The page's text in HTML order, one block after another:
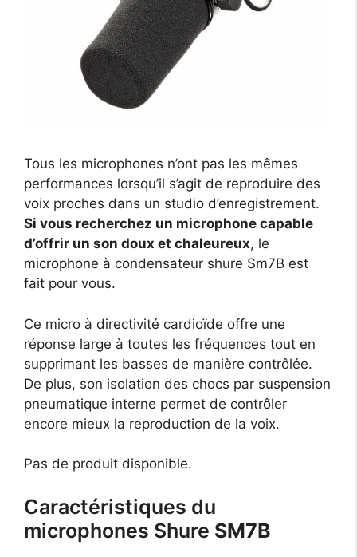
Tous les microphones n’ont pas les mêmes
performances lorsqu’il s’agit de reproduire des
voix proches dans un studio d’enregistrement.
Si vous recherchez un microphone capable
d’offrir un son doux et chaleureux, le
microphone à condensateur shure Sm7B est
fait pour vous.
Ce micro à directivité cardioïde offre une
réponse large à toutes les fréquences tout en
supprimant les basses de manière contrôlée.
De plus, son isolation des chocs par suspension
pneumatique interne permet de contrôler
encore mieux la reproduction de la voix.
Pas de produit disponible.
Caractéristiques du
microphones Shure SM7B